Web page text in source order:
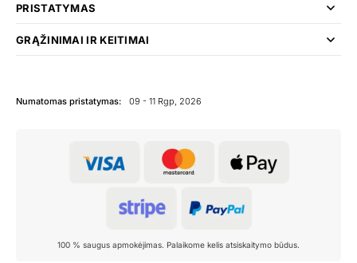
PRISTATYMAS
GRĄŽINIMAI IR KEITIMAI
Numatomas pristatymas: 09 - 11 Rgp, 2026
100 % saugus apmokėjimas. Palaikome kelis atsiskaitymo būdus.